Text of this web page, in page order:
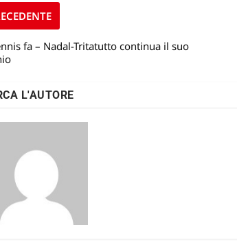
fa – Nadal-Tritatutto continua il suo
L'AUTORE